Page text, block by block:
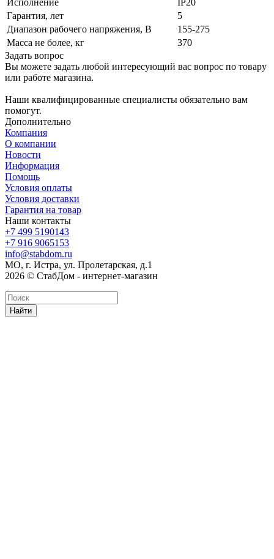
Исполнение
IP20
Гарантия, лет
5
Диапазон рабочего напряжения, В
155-275
Масса не более, кг
370
Задать вопрос
Вы можете задать любой интересующий вас вопрос по товару
или работе магазина.
Наши квалифицированные специалисты обязательно вам
помогут.
Дополнительно
Компания
О компании
Новости
Информация
Помощь
Условия оплаты
Условия доставки
Гарантия на товар
Наши контакты
+7 499 5190143
+7 916 9065153
info@stabdom.ru
МО, г. Истра, ул. Пролетарская, д.1
2026 © СтабДом - интернет-магазин
Найти